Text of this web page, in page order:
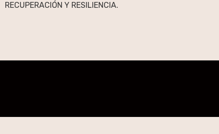
RECUPERACIÓN Y RESILIENCIA.